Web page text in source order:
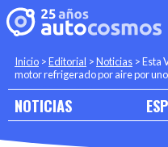
Inicio >Editorial >Noticias >Esta
motor refrigerado por aire por
NOTICIAS